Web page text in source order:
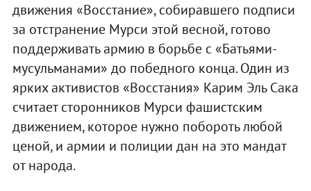
движения «Восстание», собиравшего подписи
за отстранение Мурси этой весной, готово
поддерживать армию в борьбе с «Батьями-
мусульманами» до победного конца. Один из
ярких активистов «Восстания» Карим Эль Сака
считает сторонников Мурси фашистским
движением, которое нужно побороть любой
ценой, и армии и полиции дан на это мандат
от народа.